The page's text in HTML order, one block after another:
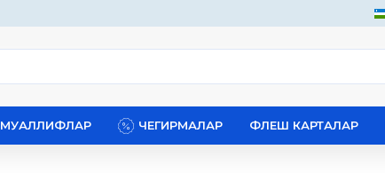
МУАЛЛИФЛАР ЧЕГИРМАЛАР ФЛЕШ КАРТАЛАР